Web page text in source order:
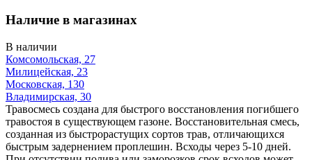
Наличие в магазинах
В наличии
Комсомольская, 27
Милицейская, 23
Московская, 130
Владимирская, 30
Травосмесь создана для быстрого восстановления погибшего
травостоя в существующем газоне. Восстановительная смесь,
созданная из быстрорастущих сортов трав, отличающихся
быстрым задернением проплешин. Всходы через 5-10 дней.